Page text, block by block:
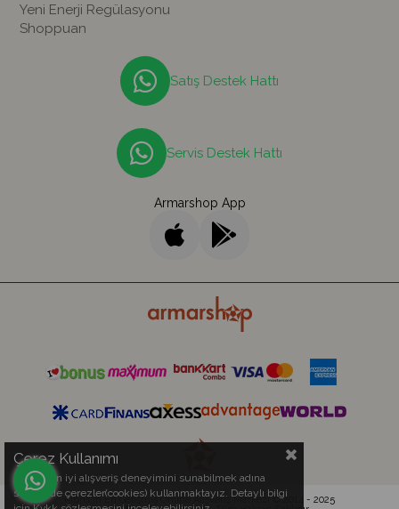
Yeni Enerji Regülasyonu
Shoppuan
Satış Destek Hattı
Servis Destek Hattı
Armarshop App
Kıbrıs'ın En Gelişmiş Online Alışveriş Merkezi © 2014 - 2025
Çerez Kullanımı
Sizlere en iyi alışveriş deneyimini sunabilmek adına
sitemizde çerezler(cookies) kullanmaktayız. Detaylı bilgi